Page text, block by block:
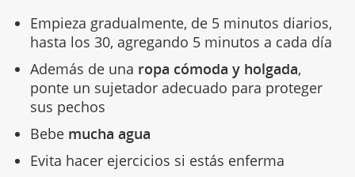
Empieza gradualmente, de 5 minutos diarios,
hasta los 30, agregando 5 minutos a cada día
Además de una ropa cómoda y holgada,
ponte un sujetador adecuado para proteger
sus pechos
Bebe mucha agua
Evita hacer ejercicios si estás enferma